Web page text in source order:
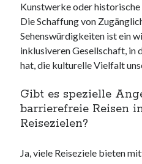
Kunstwerke oder
Die Schaffung von
Sehenswürdigkeiten ist ein
inklusiveren Gesellschaft,
hat, die kulturelle Vielfalt
Gibt es spezielle
barrierefreie Reisen
Reisezielen?
Ja, viele Reiseziele bieten